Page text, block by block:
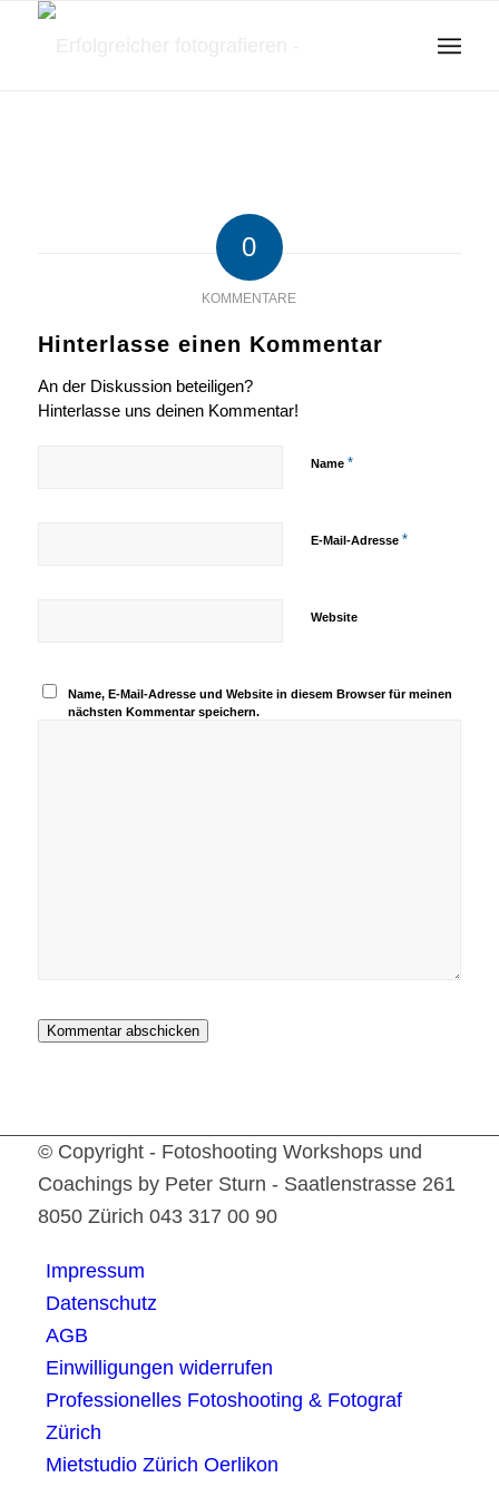
0
KOMMENTARE
Hinterlasse einen Kommentar
An der Diskussion beteiligen?
Hinterlasse uns deinen Kommentar!
Name *
E-Mail-Adresse *
Website
Name, E-Mail-Adresse und Website in diesem Browser für meinen
nächsten Kommentar speichern.
© Copyright - Fotoshooting Workshops und
Coachings by Peter Sturn - Saatlenstrasse 261
8050 Zürich 043 317 00 90
Impressum
Datenschutz
AGB
Einwilligungen widerrufen
Professionelles Fotoshooting & Fotograf
Zürich
Mietstudio Zürich Oerlikon